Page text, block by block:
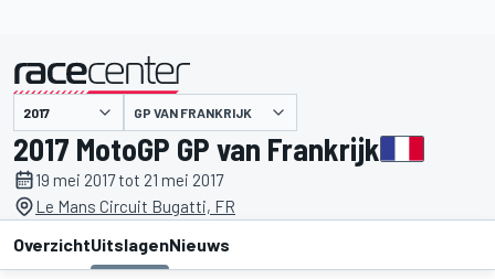
gepresenteerd door GP VAN FRANKRIJK
2017 MotoGP GP van Frankrijk
19 mei 2017 tot 21 mei 2017
Le Mans Circuit Bugatti, FR
OverzichtUitslagenNieuws